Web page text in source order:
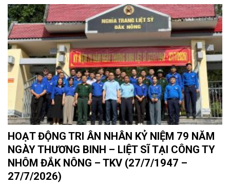
HOẠT ĐỘNG TRI ÂN NHÂN KỶ NIỆM 79 NĂM
NGÀY THƯƠNG BINH – LIỆT SĨ TẠI CÔNG TY
NHÔM ĐẮK NÔNG – TKV (27/7/1947 –
27/7/2026)